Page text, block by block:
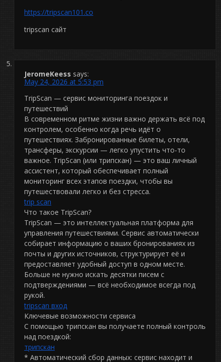
https://tripscan101.co
tripscan сайт
JeromeKeess says:
May 24, 2026 at 5:53 pm
TripScan — сервис мониторинга поездок и
путешествий
В современном ритме жизни важно держать всё под
контролем, особенно когда речь идёт о
путешествиях. Забронированные билеты, отели,
трансферы, экскурсии — легко упустить что-то
важное. TripScan (или трипскан) — это ваш личный
ассистент, который обеспечивает полный
мониторинг всех этапов поездки, чтобы вы
путешествовали легко и без стресса.
trip scan
Что такое TripScan?
TripScan — это интеллектуальная платформа для
управления путешествиями. Сервис автоматически
собирает информацию о ваших бронированиях из
почты и других источников, структурирует её и
предоставляет удобный доступ в одном месте.
Больше не нужно искать десятки писем с
подтверждениями — всё необходимое всегда под
рукой.
tripscan вход
Ключевые возможности сервиса
С помощью трипскан вы получаете полный контроль
над поездкой:
трипскан
* Автоматический сбор данных: сервис находит и